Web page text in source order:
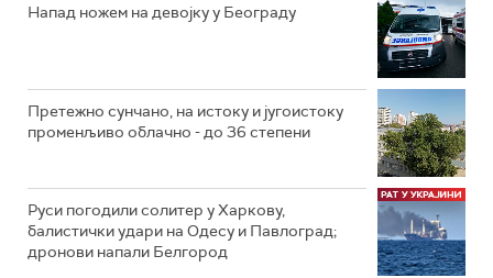
Напад ножем на девојку у Београду
Претежно сунчано, на истоку и југоистоку
променљиво облачно - до 36 степени
Руси погодили солитер у Харкову,
балистички удари на Одесу и Павлоград;
дронови напали Белгород